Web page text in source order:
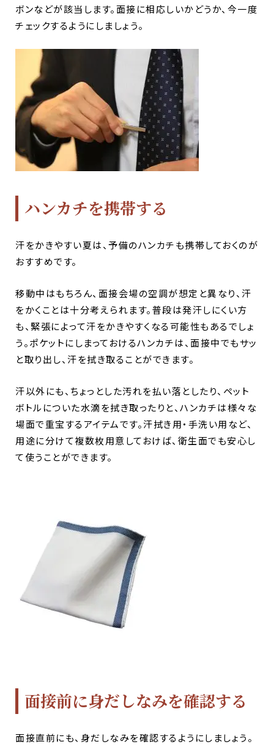
ボンなどが該当します。面接に相応しいかどうか、今一度
チェックするようにしましょう。
ハンカチを携帯する
汗をかきやすい夏は、予備のハンカチも携帯しておくのが
おすすめです。
移動中はもちろん、面接会場の空調が想定と異なり、汗
をかくことは十分考えられます。普段は発汗しにくい方
も、緊張によって汗をかきやすくなる可能性もあるでしょ
う。ポケットにしまっておけるハンカチは、面接中でもサッ
と取り出し、汗を拭き取ることができます。
汗以外にも、ちょっとした汚れを払い落としたり、ペット
ボトルについた水滴を拭き取ったりと、ハンカチは様々な
場面で重宝するアイテムです。汗拭き用・手洗い用など、
用途に分けて複数枚用意しておけば、衛生面でも安心し
て使うことができます。
面接前に身だしなみを確認する
面接直前にも、身だしなみを確認するようにしましょう。